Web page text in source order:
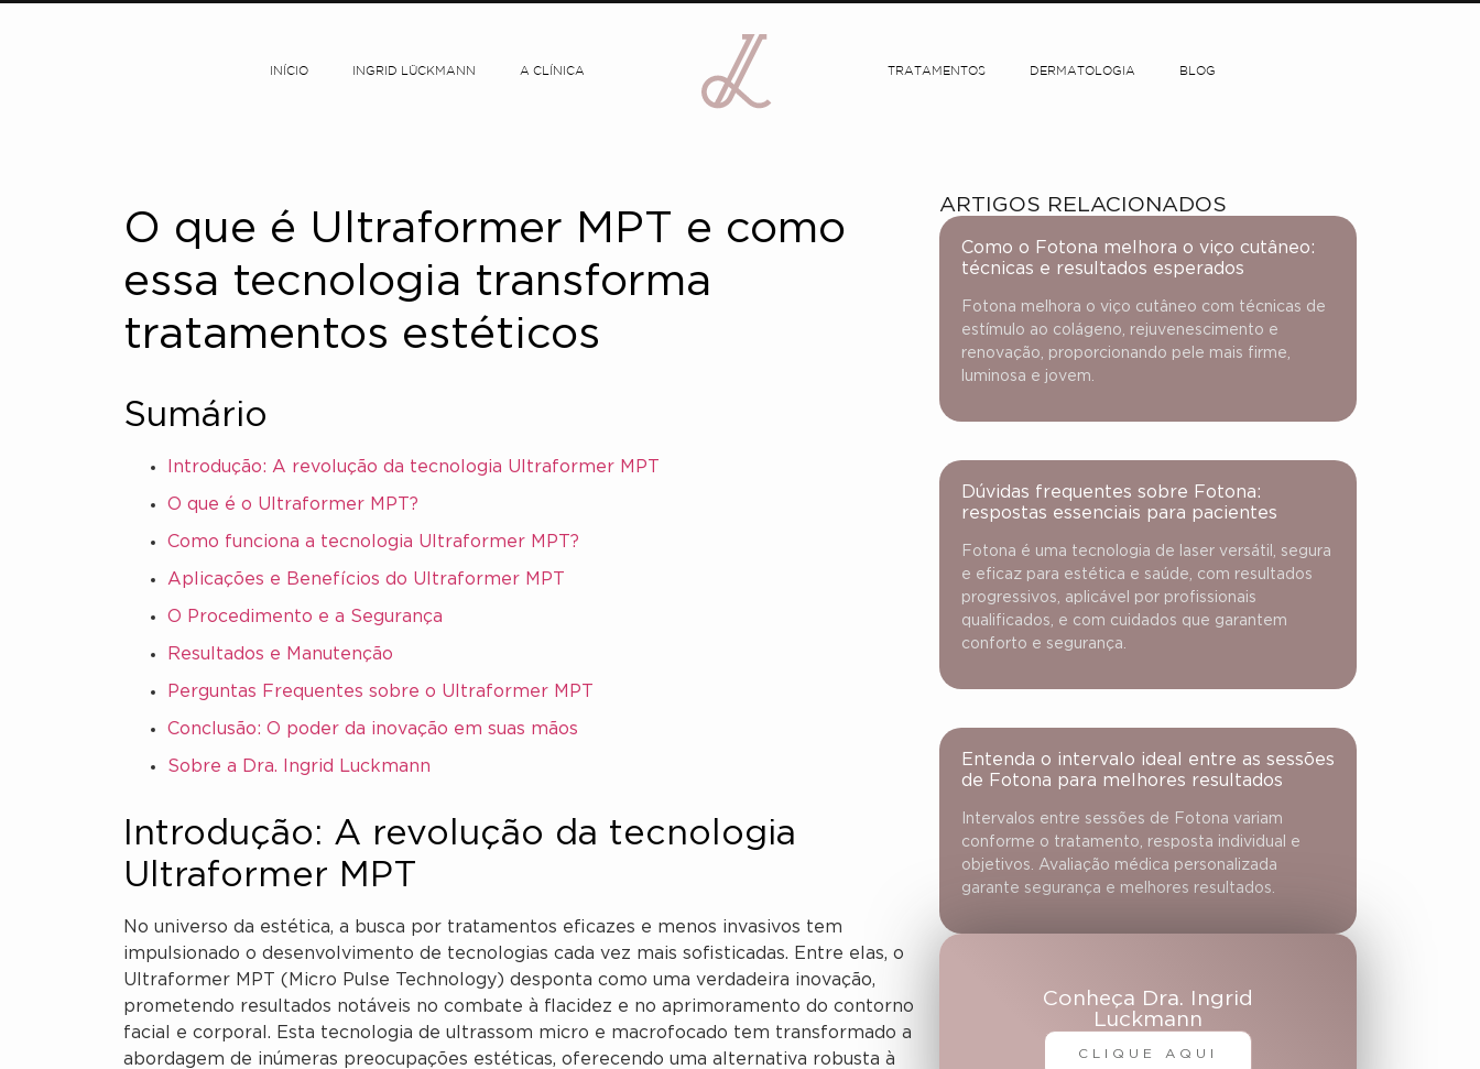
INÍCIO INGRID LÜCKMANN A CLÍNICA TRATAMENTOS DERMATOLOGIA BLOG
O que é Ultraformer MPT e como
essa tecnologia transforma
tratamentos estéticos
Sumário
Introdução: A revolução da tecnologia Ultraformer MPT
O que é o Ultraformer MPT?
Como funciona a tecnologia Ultraformer MPT?
Aplicações e Benefícios do Ultraformer MPT
O Procedimento e a Segurança
Resultados e Manutenção
Perguntas Frequentes sobre o Ultraformer MPT
Conclusão: O poder da inovação em suas mãos
Sobre a Dra. Ingrid Luckmann
Introdução: A revolução da tecnologia
Ultraformer MPT
No universo da estética, a busca por tratamentos eficazes e menos invasivos tem
impulsionado o desenvolvimento de tecnologias cada vez mais sofisticadas. Entre elas, o
Ultraformer MPT (Micro Pulse Technology) desponta como uma verdadeira inovação,
prometendo resultados notáveis no combate à flacidez e no aprimoramento do contorno
facial e corporal. Esta tecnologia de ultrassom micro e macrofocado tem transformado a
abordagem de inúmeras preocupações estéticas, oferecendo uma alternativa robusta à
ARTIGOS RELACIONADOS
Como o Fotona melhora o viço cutâneo:
técnicas e resultados esperados
Fotona melhora o viço cutâneo com técnicas de
estímulo ao colágeno, rejuvenescimento e
renovação, proporcionando pele mais firme,
luminosa e jovem.
Dúvidas frequentes sobre Fotona:
respostas essenciais para pacientes
Fotona é uma tecnologia de laser versátil, segura
e eficaz para estética e saúde, com resultados
progressivos, aplicável por profissionais
qualificados, e com cuidados que garantem
conforto e segurança.
Entenda o intervalo ideal entre as sessões
de Fotona para melhores resultados
Intervalos entre sessões de Fotona variam
conforme o tratamento, resposta individual e
objetivos. Avaliação médica personalizada
garante segurança e melhores resultados.
Conheça Dra. Ingrid
Luckmann
CLIQUE AQUI